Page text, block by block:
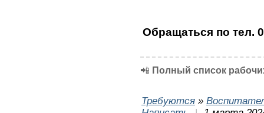
Обращаться по тел.
📲 Полный список
Требуются »